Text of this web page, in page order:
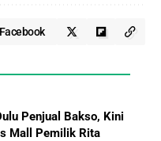
Facebook
Penjual Bakso, Kini
Mall Pemilik Rita